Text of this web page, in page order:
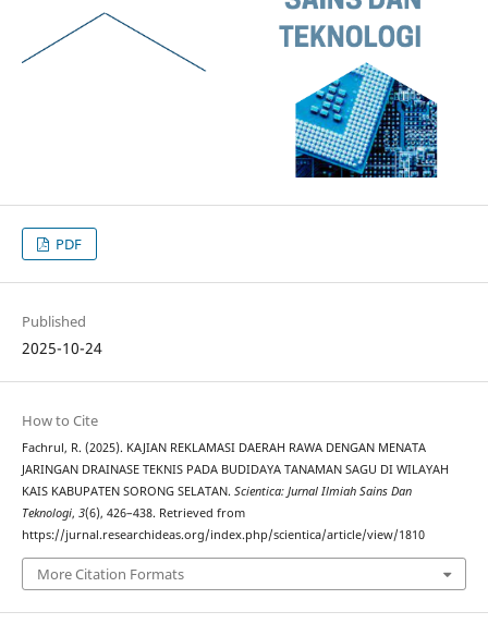
PDF
Published
2025-10-24
How to Cite
Fachrul, R. (2025). KAJIAN REKLAMASI DAERAH RAWA DENGAN MENATA
JARINGAN DRAINASE TEKNIS PADA BUDIDAYA TANAMAN SAGU DI WILAYAH
KAIS KABUPATEN SORONG SELATAN. Scientica: Jurnal Ilmiah Sains Dan
Teknologi, 3(6), 426–438. Retrieved from
https://jurnal.researchideas.org/index.php/scientica/article/view/1810
More Citation Formats